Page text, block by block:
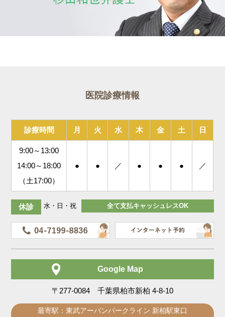
医院診療情報
診療時間 月 火 水 木 金 土 日
9:00～13:00
14:00～18:00
（土17:00）
● ● ／ ● ● ● ／
休診 水・日・祝 全て支払キャッシュレスOK
Google Map
〒277-0084 千葉県柏市新柏 4-8-10
最寄駅：東武アーバンパークライン 新柏駅東口